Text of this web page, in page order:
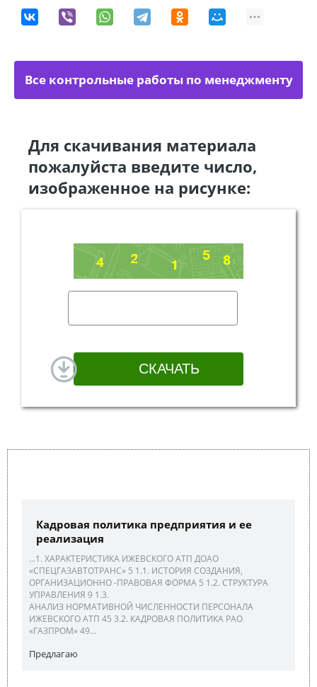
Все контрольные работы по менеджменту
Для скачивания материала
пожалуйста введите число,
изображенное на рисунке:
Кадровая политика предприятия и ее
реализация
...1. ХАРАКТЕРИСТИКА ИЖЕВСКОГО АТП ДОАО
«СПЕЦГАЗАВТОТРАНС» 5 1.1. ИСТОРИЯ СОЗДАНИЯ,
ОРГАНИЗАЦИОННО -ПРАВОВАЯ ФОРМА 5 1.2. СТРУКТУРА
УПРАВЛЕНИЯ 9 1.3.
АНАЛИЗ НОРМАТИВНОЙ ЧИСЛЕННОСТИ ПЕРСОНАЛА
ИЖЕВСКОГО АТП 45 3.2. КАДРОВАЯ ПОЛИТИКА РАО
«ГАЗПРОМ» 49...
Предлагаю